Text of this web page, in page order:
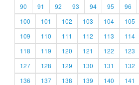
90
91 92 93 94 95 96
100
101 102 103 104 105
109
110 111 112 113 114
118
119 120 121 122 123
127
128 129 130 131 132
136
137 138 139 140 141